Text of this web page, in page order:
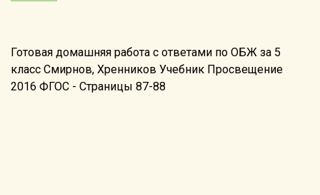
Готовая домашняя работа с ответами по ОБЖ за 5
класс Смирнов, Хренников Учебник Просвещение
2016 ФГОС - Страницы 87-88